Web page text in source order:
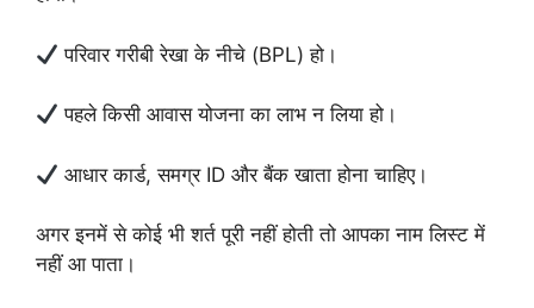
परिवार गरीबी रेखा के नीचे (BPL) हो।
पहले किसी आवास योजना का लाभ न लिया हो।
आधार कार्ड, समग्र ID और बैंक खाता होना चाहिए।
अगर इनमें से कोई भी शर्त पूरी नहीं होती तो आपका नाम लिस्ट में
नहीं आ पाता।